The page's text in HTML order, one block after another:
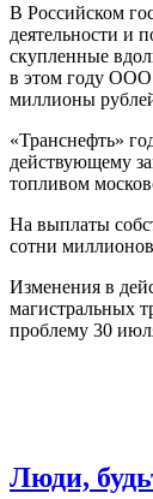
В Российском
деятельности и
скупленные
в этом году ООО
миллионы
«Транснефть»
действующему
топливом
На выплаты
сотни
Изменения в
магистральных
проблему 30
Люди,